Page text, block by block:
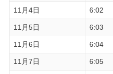
11月4日 6:02
11月5日 6:03
11月6日 6:04
11月7日 6:05